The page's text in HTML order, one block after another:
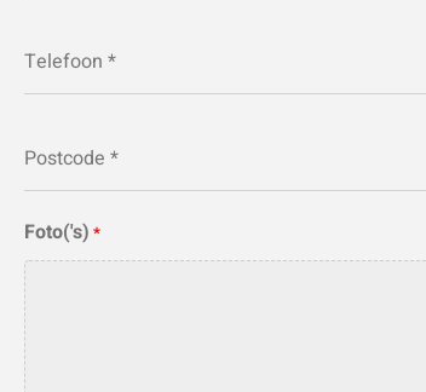
Telefoon
Postcode
Foto('s) *